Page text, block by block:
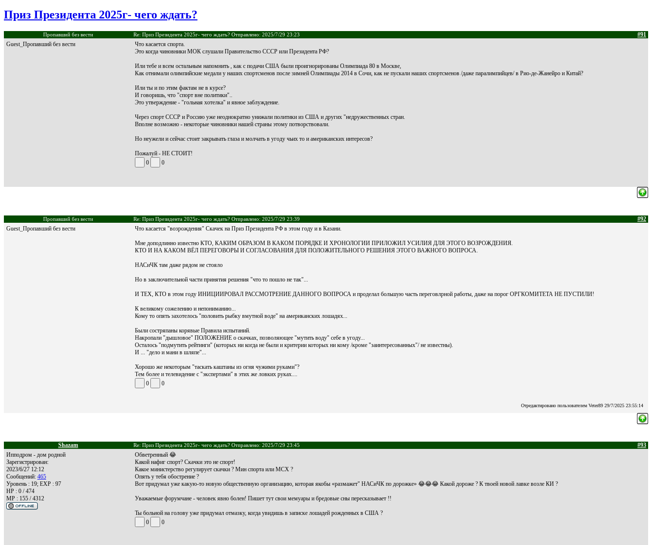
Приз Президента 2025г- чего ждать?
Пропавший без вести Re: Приз Президента 2025г- чего ждать? Отправлено: 2025/7/29 23:23
#91
Guest_Пропавший без вести
Что касается спорта.
Это когда чиновники МОК слушали Правительство СССР или Президента РФ?
Или тебе и всем остальным напомнить , как с подачи США были проигнорированы Олимпиада 80 в Москве,
Как отнимали олимпийские медали у наших спортсменов после зимней Олимпиады 2014 в Сочи, как не пускали наших спортсменов /даже паралимпийцев/ в Рио-де-Жанейро и Китай?
Или ты и по этим фактам не в курсе?
И говоришь, что "спорт вне политики"..
Это утверждение - "гольная хотелка" и явное заблуждение.
Через спорт СССР и Россию уже неоднократно унижали политики из США и других "недружественных стран.
Вполне возможно - некоторые чиновники нашей страны этому потворствовали.
Но неужели и сейчас стоит закрывать глаза и молчать в угоду чьих то и американских интересов?
Пожалуй - НЕ СТОИТ!
0
0
Пропавший без вести Re: Приз Президента 2025г- чего ждать? Отправлено: 2025/7/29 23:39
#92
Guest_Пропавший без вести
Что касается "возрождения" Скачек на Приз Президента РФ в этом году и в Казани.
Мне доподлинно известно КТО, КАКИМ ОБРАЗОМ В КАКОМ ПОРЯДКЕ И ХРОНОЛОГИИ ПРИЛОЖИЛ УСИЛИЯ ДЛЯ ЭТОГО ВОЗРОЖДЕНИЯ.
КТО И НА КАКОМ ВЁЛ ПЕРЕГОВОРЫ И СОГЛАСОВАНИЯ ДЛЯ ПОЛОЖИТЕЛЬНОГО РЕШЕНИЯ ЭТОГО ВАЖНОГО ВОПРОСА.
НАСиЧК там даже рядом не стояло
Но в заключительной части принятия решения "что то пошло не так"...
И ТЕХ, КТО в этом году ИНИЦИИРОВАЛ РАССМОТРЕНИЕ ДАННОГО ВОПРОСА и проделал большую часть переговлрной работы, даже на порог ОРГКОМИТЕТА НЕ ПУСТИЛИ!
К великому сожелению и непониманию...
Кому то опять захотелось "половить рыбку вмутной воде" на американских лошадях...
Были состряпаны корявые Правила испытаний.
Накропали "дышловое" ПОЛОЖЕНИЕ о скачках, позволяющее "мутить воду" себе в угоду...
Осталось "подмутить рейтинги" (которых ни когда не были и критерии которых ни кому /кроме "заинтересованных"/ не известны).
И ... "дело и мани в шляпе"...
Хорошо же некоторым "таскать каштаны из огня чужими руками"?
Тем более и телевидение с "экспертами" в этих же ловких руках....
0
0
Отредактировано пользователем Veter89 29/7/2025 23:55:14
Shazam Re: Приз Президента 2025г- чего ждать? Отправлено: 2025/7/29 23:45
#93
Ипподром - дом родной
Зарегистрирован:
2023/6/27 12:12
Сообщений: 465
Уровень : 19; EXP : 97
HP : 0 / 474
MP : 155 / 4312
Обветренный 😂
Какой нафиг спорт? Скачки это не спорт!
Какое министерство регулирует скачки ? Мин спорта или МСХ ?
Опять у тебя обострение ?
Вот придумал уже какую-то новую общественную организацию, которая якобы «размажет" НАСиЧК по дорожке» 😂😂😂 Какой дороже ? К твоей новой лавке возле КИ ?
Уважаемые форумчане - человек явно болен! Пишет тут свои мемуары и бредовые сны пересказывает !!
Ты больной на голову уже придумал отмазку, когда увидишь в записке лошадей рожденных в США ?
0
0